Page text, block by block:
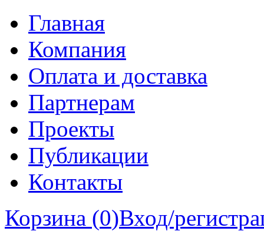
Главная
Компания
Оплата и доставка
Партнерам
Проекты
Публикации
Контакты
Корзина (0)Вход/